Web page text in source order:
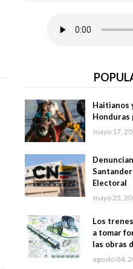
Haitianos
Honduras
mayo 17,
Electoral
mayo 25,
Los
a tomar
las obras
agosto 04,